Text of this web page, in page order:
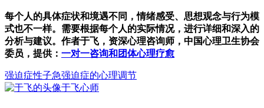
每个人的具体症状和境遇不同，情绪感受、思想观念与行为模
式也不一样。需要根据每个人的实际情况，进行详细和深入的
分析与建议。作者于飞，资深心理咨询师，中国心理卫生协会
委员，提供： 一对一咨询和团体心理疗愈
强迫症性子急强迫症的心理调节
于飞心师